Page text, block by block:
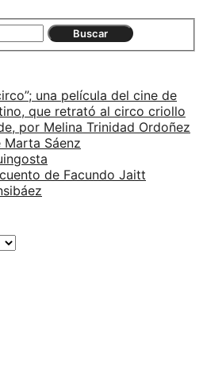
una película del cine de
que retrató al circo criollo
por Melina Trinidad Ordoñez
Sáenz
de Facundo Jaitt